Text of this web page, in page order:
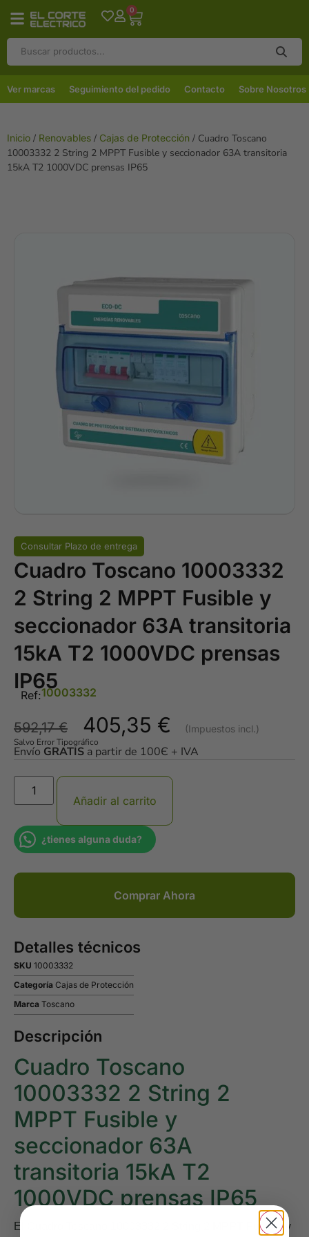
0
Ver marcas Seguimiento del pedido Contacto Sobre Nosotros
Inicio / Renovables / Cajas de Protección / Cuadro Toscano
10003332 2 String 2 MPPT Fusible y seccionador 63A transitoria
15kA T2 1000VDC prensas IP65
Consultar Plazo de entrega
Cuadro Toscano 10003332
2 String 2 MPPT Fusible y
seccionador 63A transitoria
15kA T2 1000VDC prensas
IP65
Ref:10003332
592,17€ 405,35 €
Salvo Error Tipográfico
Envío GRATIS a partir de 100Є + IVA
Añadir al carrito
¿tienes alguna duda?
Comprar Ahora
Detalles técnicos
SKU 10003332
Categoría Cajas de Protección
Marca Toscano
Descripción
Cuadro Toscano
10003332 2 String 2
MPPT Fusible y
seccionador 63A
transitoria 15kA T2
1000VDC prensas IP65
El
Cuadro Toscano 10003332 2 String 2 MPPT Fusible y